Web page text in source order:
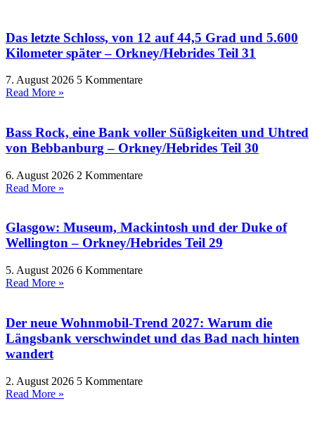
Das letzte Schloss, von 12 auf 44,5 Grad und 5.600
Kilometer später – Orkney/Hebrides Teil 31
7. August 2026 5 Kommentare
Read More »
Bass Rock, eine Bank voller Süßigkeiten und Uhtred
von Bebbanburg – Orkney/Hebrides Teil 30
6. August 2026 2 Kommentare
Read More »
Glasgow: Museum, Mackintosh und der Duke of
Wellington – Orkney/Hebrides Teil 29
5. August 2026 6 Kommentare
Read More »
Der neue Wohnmobil-Trend 2027: Warum die
Längsbank verschwindet und das Bad nach hinten
wandert
2. August 2026 5 Kommentare
Read More »